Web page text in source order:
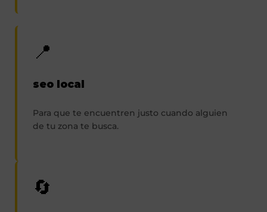
📍
seo local
Para que te encuentren justo cuando alguien
de tu zona te busca.
🔄